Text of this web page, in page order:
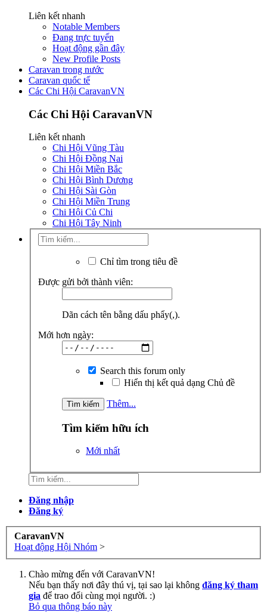
Liên kết nhanh
Notable Members
Đang trực tuyến
Hoạt động gần đây
New Profile Posts
Caravan trong nước
Caravan quốc tế
Các Chi Hội CaravanVN
Các Chi Hội CaravanVN
Liên kết nhanh
Chi Hội Vũng Tàu
Chi Hội Đồng Nai
Chi Hội Miền Bắc
Chi Hội Bình Dương
Chi Hội Sài Gòn
Chi Hội Miền Trung
Chi Hội Củ Chi
Chi Hội Tây Ninh
Chỉ tìm trong tiêu đề
Được gửi bởi thành viên:
Dãn cách tên bằng dấu phẩy(,).
Mới hơn ngày:
Search this forum only
Hiển thị kết quả dạng Chủ đề
Thêm...
Tìm kiếm hữu ích
Mới nhất
Đăng nhập
Đăng ký
CaravanVN
Hoạt động Hội Nhóm >
Chào mừng đến với CaravanVN!
Nếu bạn thấy nơi đây thú vị, tại sao lại không đăng ký tham
gia để trao đổi cùng mọi người. :)
Bỏ qua thông báo này